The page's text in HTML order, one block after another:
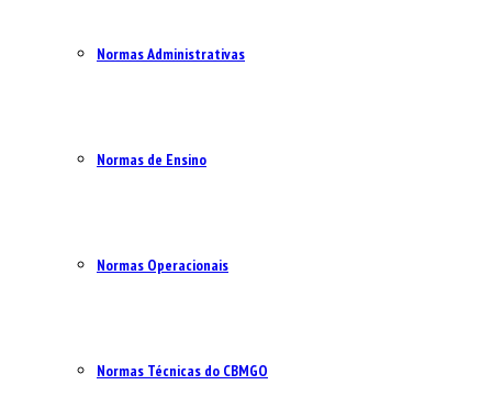
Normas Administrativas
Normas de Ensino
Normas Operacionais
Normas Técnicas do CBMGO